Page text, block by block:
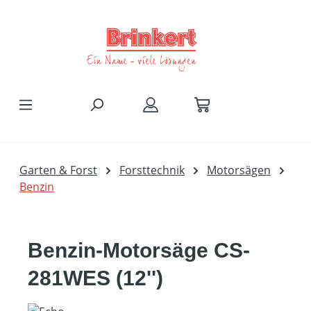
Garten & Forst Forsttechnik
Motorsägen
Benzin
Benzin-Motorsäge CS-
281WES (12'')